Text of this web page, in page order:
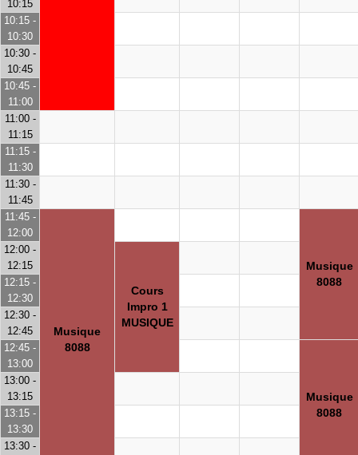
10:15
10:15 -
10:30
10:30 -
10:45
10:45 -
11:00
11:00 -
11:15
11:15 -
11:30
11:30 -
11:45
11:45 -
12:00
Musique
8088
Musique
8088
12:00 -
12:15
Cours
Impro 1
MUSIQUE
12:15 -
12:30
12:30 -
12:45
12:45 -
13:00
Musique
8088
13:00 -
13:15
13:15 -
13:30
13:30 -